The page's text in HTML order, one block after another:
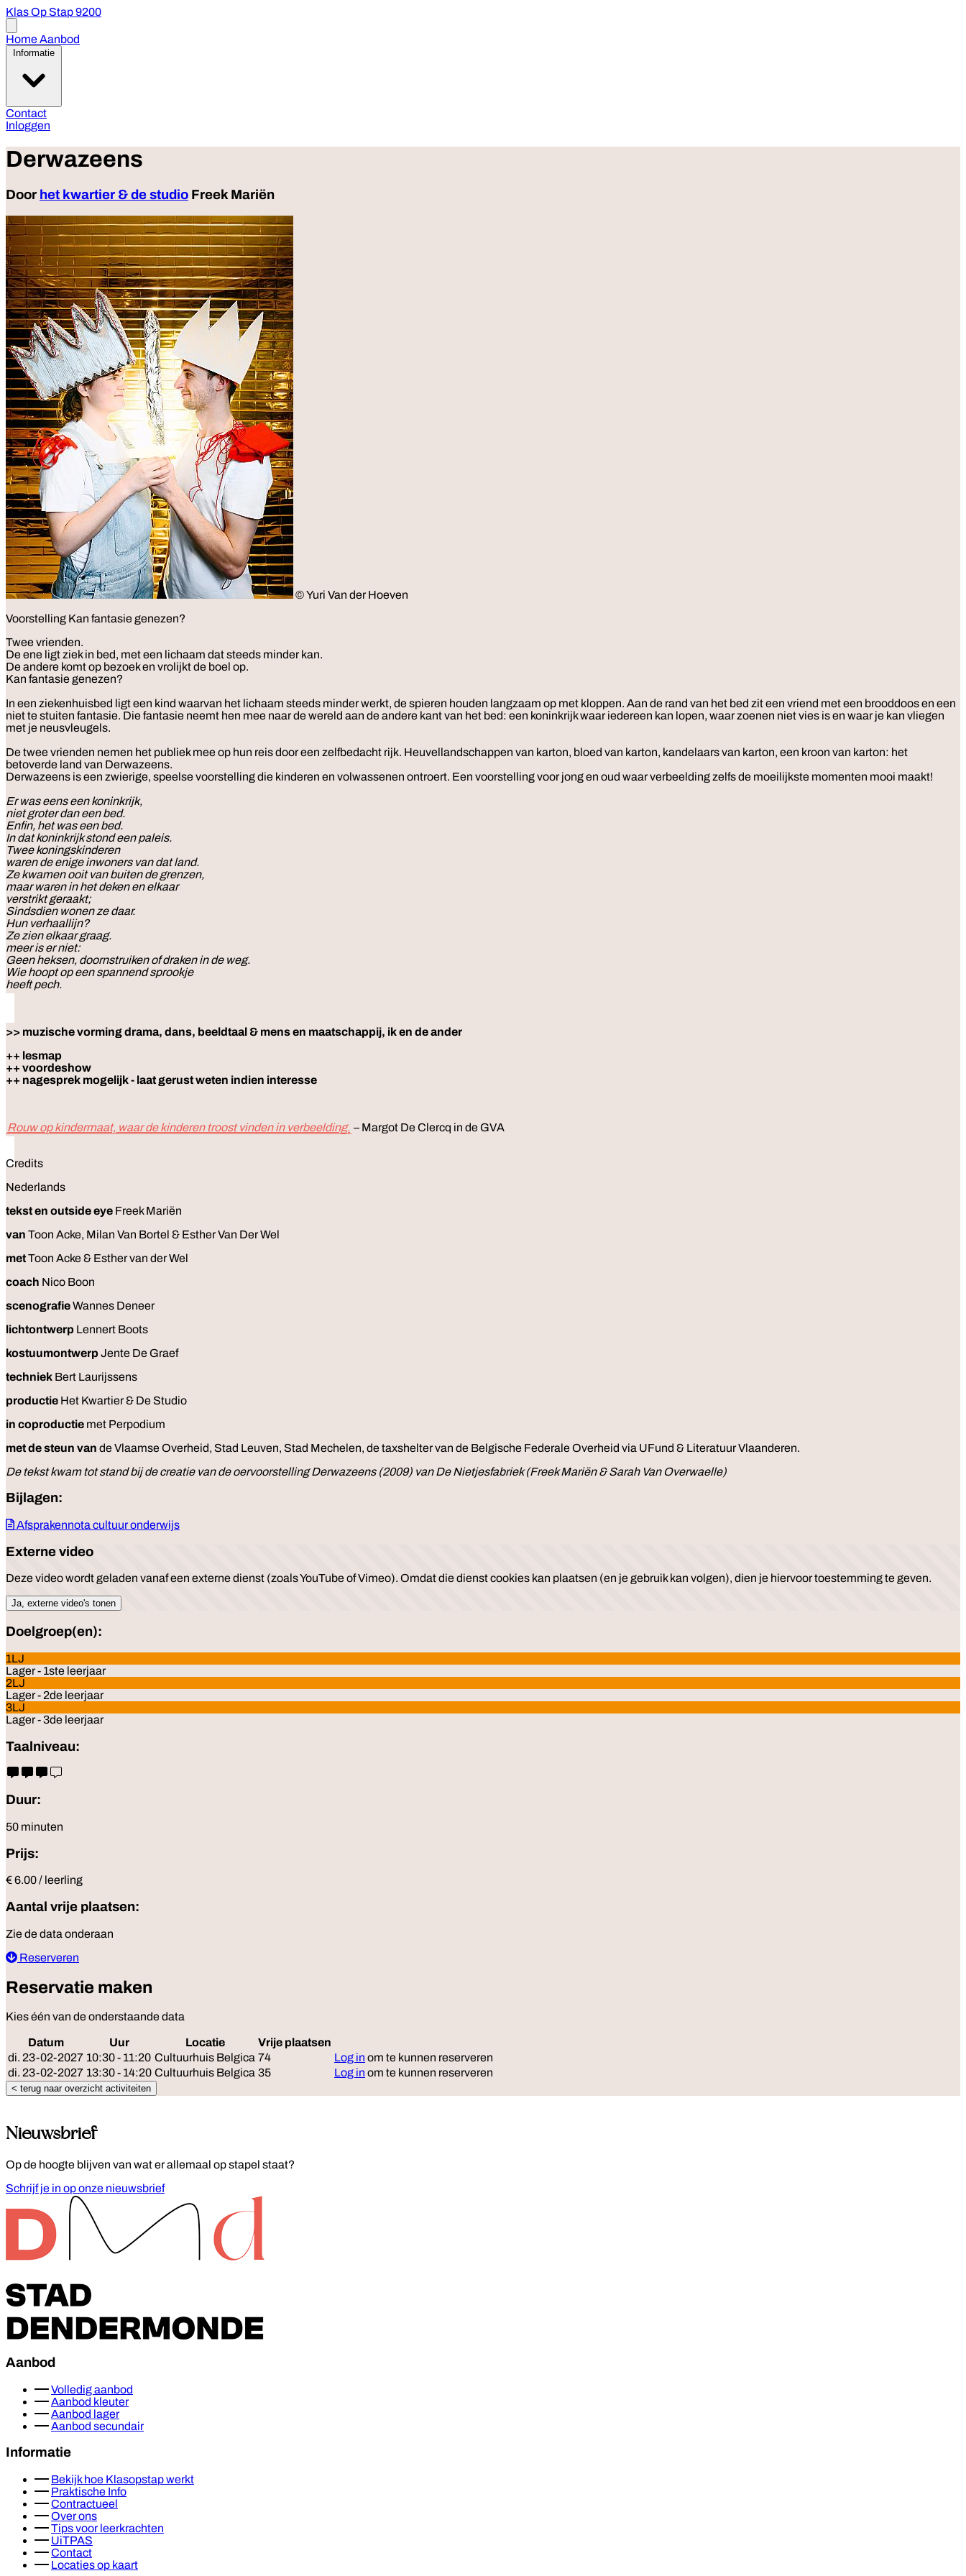
Klas Op Stap 9200
menu
HomeAanbod
Informatie
Contact
Inloggen
Derwazeens
Door het kwartier & de studio Freek Mariën
© Yuri Van der Hoeven
Voorstelling Kan fantasie genezen?
Twee vrienden.
De ene ligt ziek in bed, met een lichaam dat steeds minder kan.
De andere komt op bezoek en vrolijkt de boel op.
Kan fantasie genezen?
In een ziekenhuisbed ligt een kind waarvan het lichaam steeds minder werkt, de spieren houden langzaam op met kloppen. Aan de rand van het bed zit een vriend met een brooddoos en een
niet te stuiten fantasie. Die fantasie neemt hen mee naar de wereld aan de andere kant van het bed: een koninkrijk waar iedereen kan lopen, waar zoenen niet vies is en waar je kan vliegen
met je neusvleugels.
De twee vrienden nemen het publiek mee op hun reis door een zelfbedacht rijk. Heuvellandschappen van karton, bloed van karton, kandelaars van karton, een kroon van karton: het
betoverde land van Derwazeens.
Derwazeens is een zwierige, speelse voorstelling die kinderen en volwassenen ontroert. Een voorstelling voor jong en oud waar verbeelding zelfs de moeilijkste momenten mooi maakt!
Er was eens een koninkrijk,
niet groter dan een bed.
Enfin, het was een bed.
In dat koninkrijk stond een paleis.
Twee koningskinderen
waren de enige inwoners van dat land.
Ze kwamen ooit van buiten de grenzen,
maar waren in het deken en elkaar
verstrikt geraakt;
Sindsdien wonen ze daar.
Hun verhaallijn?
Ze zien elkaar graag.
meer is er niet:
Geen heksen, doornstruiken of draken in de weg.
Wie hoopt op een spannend sprookje
heeft pech.
>> muzische vorming drama, dans, beeldtaal & mens en maatschappij, ik en de ander
++ lesmap
++ voordeshow
++ nagesprek mogelijk - laat gerust weten indien interesse
Rouw op kindermaat, waar de kinderen troost vinden in verbeelding. – Margot De Clercq in de GVA
Credits
Nederlands
tekst en outside eye Freek Mariën
van Toon Acke, Milan Van Bortel & Esther Van Der Wel
metToon Acke & Esther van der Wel
coach Nico Boon
scenografieWannes Deneer
lichtontwerp Lennert Boots
kostuumontwerpJente De Graef
techniek Bert Laurijssens
productie Het Kwartier & De Studio
in coproductie met Perpodium
met de steun van de Vlaamse Overheid, Stad Leuven, Stad Mechelen, de taxshelter van de Belgische Federale Overheid via UFund & Literatuur Vlaanderen.
De tekst kwam tot stand bij de creatie van de oervoorstelling Derwazeens (2009) van De Nietjesfabriek (Freek Mariën & Sarah Van Overwaelle)
Bijlagen:
Afsprakennota cultuur onderwijs
Externe video
Deze video wordt geladen vanaf een externe dienst (zoals YouTube of Vimeo). Omdat die dienst cookies kan plaatsen (en je gebruik kan volgen), dien je hiervoor toestemming te geven.
Ja, externe video's tonen
Doelgroep(en):
1LJ
Lager - 1ste leerjaar
2LJ
Lager - 2de leerjaar
3LJ
Lager - 3de leerjaar
Taalniveau:
Duur:
50 minuten
Prijs:
€ 6.00 / leerling
Aantal vrije plaatsen:
Zie de data onderaan
Reserveren
Reservatie maken
Kies één van de onderstaande data
Datum Uur Locatie Vrije plaatsen
di. 23-02-2027 10:30 - 11:20 Cultuurhuis Belgica 74 Log in om te kunnen reserveren
di. 23-02-2027 13:30 - 14:20 Cultuurhuis Belgica 35 Log in om te kunnen reserveren
< terug naar overzicht activiteiten
Nieuwsbrief
Op de hoogte blijven van wat er allemaal op stapel staat?
Schrijf je in op onze nieuwsbrief
Aanbod
Volledig aanbod
Aanbod kleuter
Aanbod lager
Aanbod secundair
Informatie
Bekijk hoe Klasopstap werkt
Praktische Info
Contractueel
Over ons
Tips voor leerkrachten
UiTPAS
Contact
Locaties op kaart